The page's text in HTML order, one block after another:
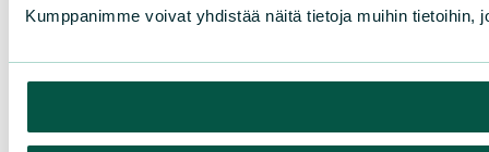
Kumppanimme voivat yhdistää näitä tietoja muihin tietoihin,